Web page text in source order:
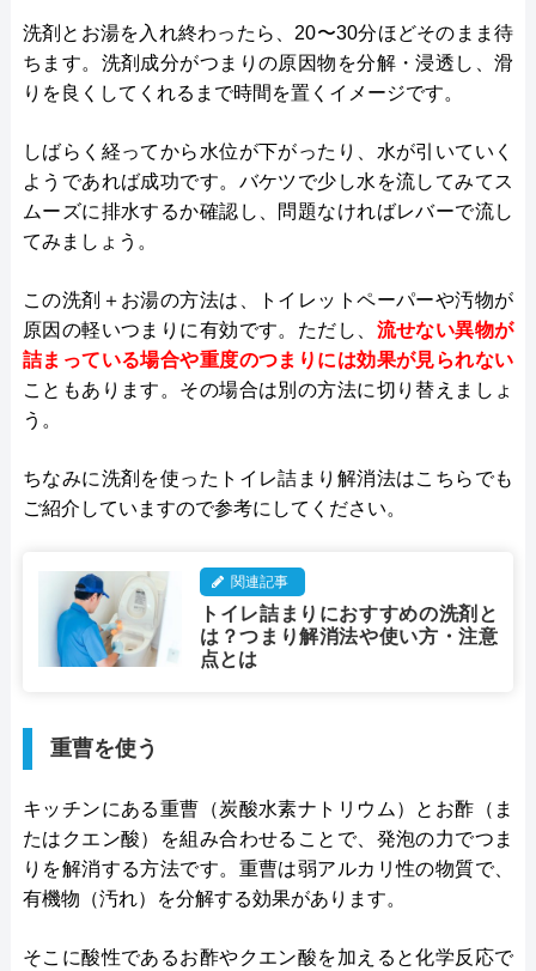
洗剤とお湯を入れ終わったら、20〜30分ほどそのまま待
ちます。洗剤成分がつまりの原因物を分解・浸透し、滑
りを良くしてくれるまで時間を置くイメージです。
しばらく経ってから水位が下がったり、水が引いていく
ようであれば成功です。バケツで少し水を流してみてス
ムーズに排水するか確認し、問題なければレバーで流し
てみましょう。
この洗剤＋お湯の方法は、トイレットペーパーや汚物が
原因の軽いつまりに有効です。ただし、 流せない異物が
詰まっている場合や重度のつまりには効果が見られない
こともあります。その場合は別の方法に切り替えましょ
う。
ちなみに洗剤を使ったトイレ詰まり解消法はこちらでも
ご紹介していますので参考にしてください。
関連記事
トイレ詰まりにおすすめの洗剤と
は？つまり解消法や使い方・注意
点とは
重曹を使う
キッチンにある重曹（炭酸水素ナトリウム）とお酢（ま
たはクエン酸）を組み合わせることで、発泡の力でつま
りを解消する方法です。重曹は弱アルカリ性の物質で、
有機物（汚れ）を分解する効果があります。
そこに酸性であるお酢やクエン酸を加えると化学反応で